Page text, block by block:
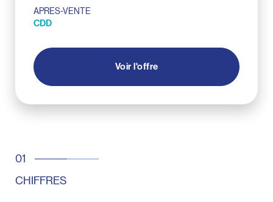
APRES-VENTE
CDD
Voir l'offre
CHIFFRES